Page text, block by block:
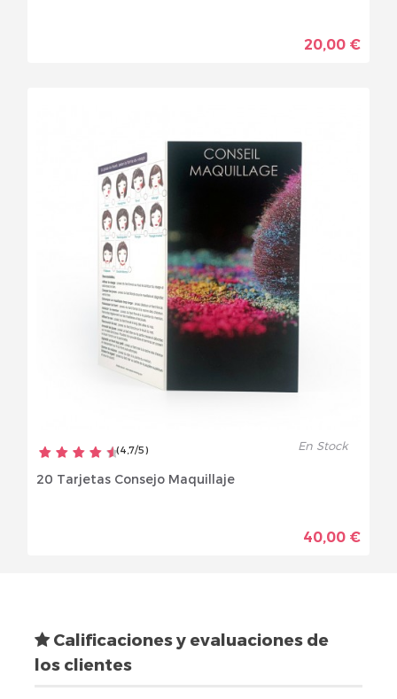
20,00 €
(4,7/5) En Stock
20 Tarjetas Consejo Maquillaje
40,00 €
Calificaciones y evaluaciones de
los clientes